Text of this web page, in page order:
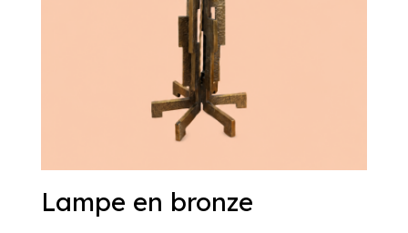
Lampe en bronze